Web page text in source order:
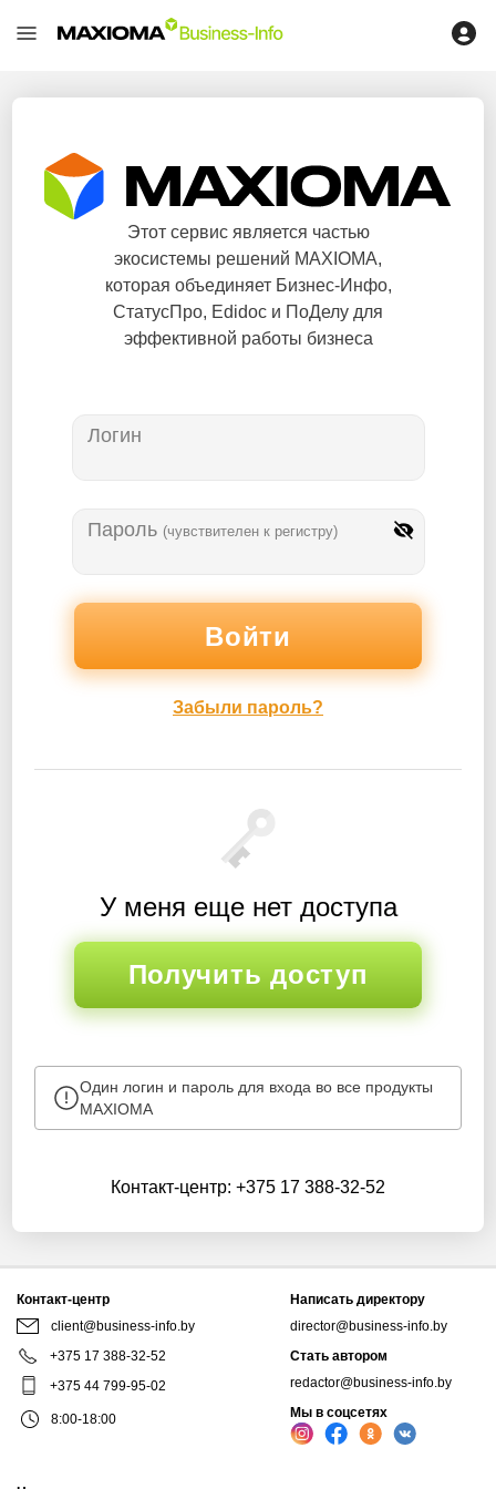
Этот сервис является частью
экосистемы решений MAXIOMA,
которая объединяет Бизнес-Инфо,
СтатусПро, Edidoc и ПоДелу для
эффективной работы бизнеса
Логин
Пароль (чувствителен к регистру)
Забыли пароль?
У меня еще нет доступа
Получить доступ
Один логин и пароль для входа во все продукты
MAXIOMA
Контакт-центр: +375 17 388-32-52
Контакт-центр
client@business-info.by
+375 17 388-32-52
+375 44 799-95-02
8:00-18:00
Написать директору
director@business-info.by
Стать автором
redactor@business-info.by
Мы в соцсетях